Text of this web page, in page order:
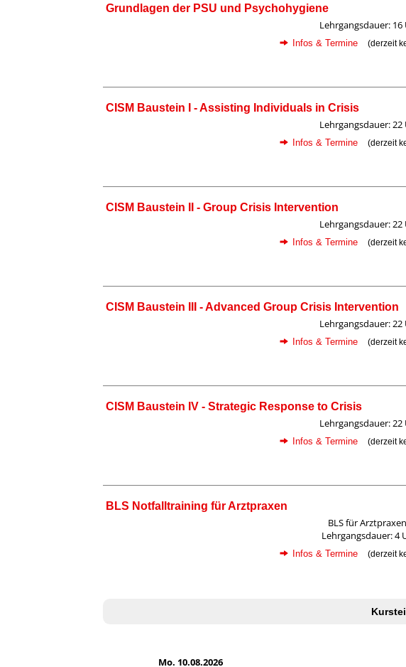
Grundlagen der PSU und Psychohygiene
Lehrgangsdauer: 16
Infos & Termine (derzeit
CISM Baustein I - Assisting Individuals in Crisis
Lehrgangsdauer: 22
Infos & Termine (derzeit
CISM Baustein II - Group Crisis Intervention
Lehrgangsdauer: 22
Infos & Termine (derzeit
CISM Baustein III - Advanced Group Crisis Intervention
Lehrgangsdauer: 22
Infos & Termine (derzeit
CISM Baustein IV - Strategic Response to Crisis
Lehrgangsdauer: 22
Infos & Termine (derzeit
BLS Notfalltraining für Arztpraxen
BLS für Arztpraxen
Lehrgangsdauer: 4
Infos & Termine (derzeit
Mo. 10.08.2026